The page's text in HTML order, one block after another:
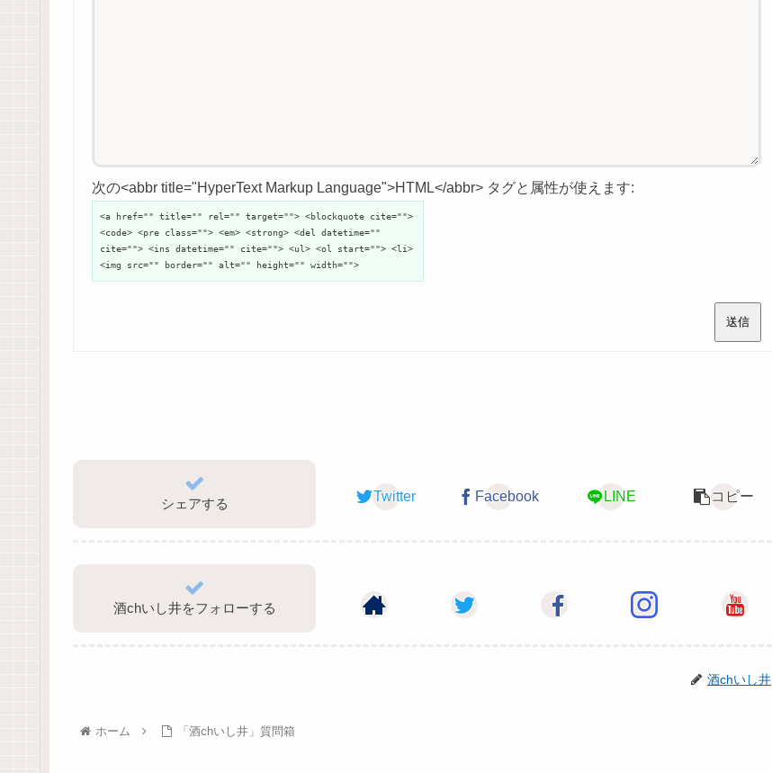
次の<abbr title="HyperText Markup Language">HTML</abbr> タグと属性が使えます:
<a href="" title="" rel="" target=""> <blockquote cite="">
<code> <pre class=""> <em> <strong> <del datetime=""
cite=""> <ins datetime="" cite=""> <ul> <ol start=""> <li>
<img src="" border="" alt="" height="" width="">
送信
シェアする Twitter Facebook LINE コピー
酒chいし井をフォローする
酒chいし井
ホーム 「酒chいし井」質問箱